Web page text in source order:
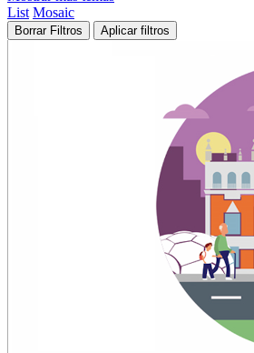
List Mosaic
Borrar Filtros Aplicar filtros